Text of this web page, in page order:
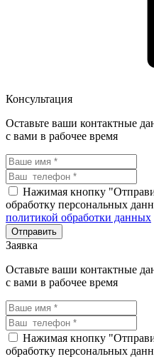
Консультация
Оставьте ваши контактные
с вами в рабочее время
Нажимая кнопку
обработку персональных
политикой обработки данных
Заявка
Оставьте ваши контактные
с вами в рабочее время
Нажимая кнопку
обработку персональных